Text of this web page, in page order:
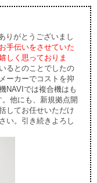
りがとうございまし
手伝いをさせていた
しく思っておりま
るとのことでしたの
ーカーでコストを抑
NAVIでは複合機はも
他にも、新規拠点開
してお任せいただけ
い。引き続きよろし